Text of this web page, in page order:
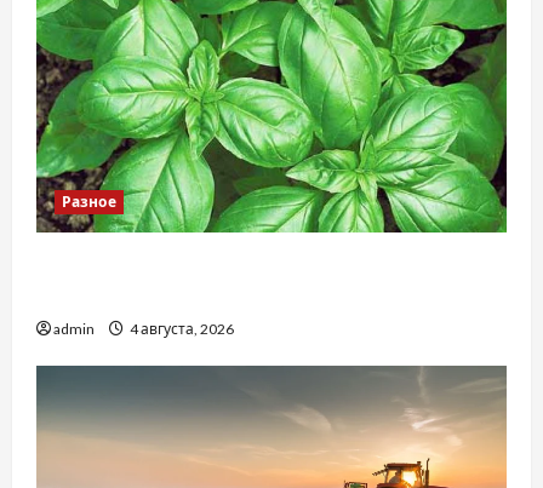
Разное
admin 4 августа, 2026